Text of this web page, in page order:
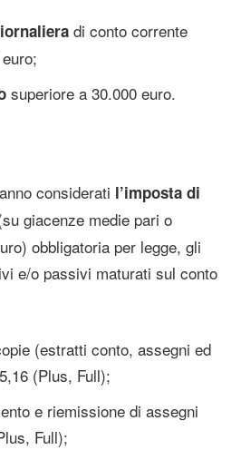
di conto corrente
superiore a 30.000 euro.
considerati l’imposta di
giacenze medie pari o
obbligatoria per legge, gli
e/o passivi maturati sul conto
(estratti conto, assegni ed
(Plus, Full);
e riemissione di assegni
Full);